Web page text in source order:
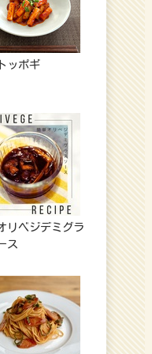
ッポギ
リベジデミグラ
ス